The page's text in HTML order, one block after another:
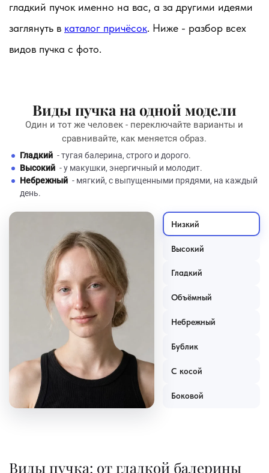
гладкий пучок именно на вас, а за другими идеями
заглянуть в каталог причёсок. Ниже - разбор всех
видов пучка с фото.
Виды пучка на одной модели
Один и тот же человек - переключайте варианты и
сравнивайте, как меняется образ.
Гладкий - тугая балерина, строго и дорого.
Высокий - у макушки, энергичный и молодит.
Небрежный - мягкий, с выпущенными прядями, на каждый
день.
Низкий
Высокий
Гладкий
Объёмный
Небрежный
Бублик
С косой
Боковой
Виды пучка: от гладкой балерины